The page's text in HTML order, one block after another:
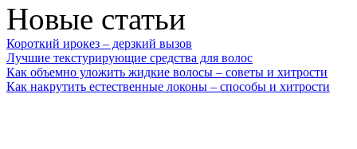
Новые статьи
Короткий ирокез – дерзкий вызов
Лучшие текстурирующие средства для волос
Как объемно уложить жидкие волосы – советы и хитрости
Как накрутить естественные локоны – способы и хитрости